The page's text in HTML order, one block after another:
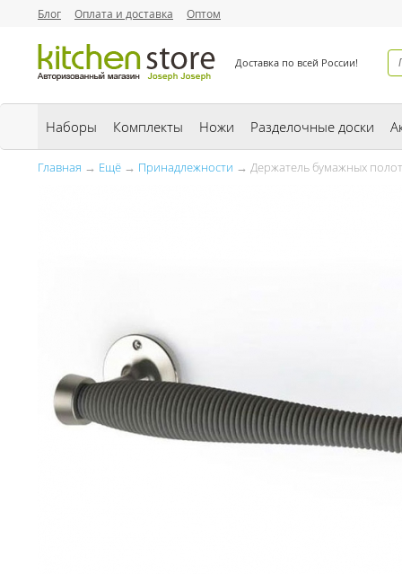
Блог Оплата и доставка Оптом
Доставка по всей России!
Наборы Комплекты Ножи Разделочные доски
Главная → Ещё → Принадлежности → Держатель бумажных